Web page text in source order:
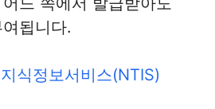
됩니다.
식정보서비스(NTIS)